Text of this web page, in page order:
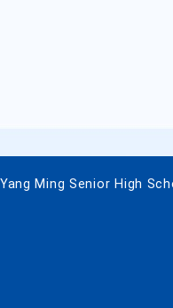
Ming Senior High